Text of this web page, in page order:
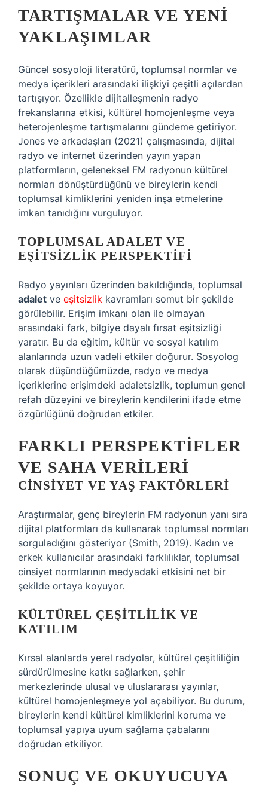
TARTIŞMALAR VE YENI
YAKLAŞIMLAR
Güncel sosyoloji literatürü, toplumsal normlar ve
medya içerikleri arasındaki ilişkiyi çeşitli açılardan
tartışıyor. Özellikle dijitalleşmenin radyo
frekanslarına etkisi, kültürel homojenleşme veya
heterojenleşme tartışmalarını gündeme getiriyor.
Jones ve arkadaşları (2021) çalışmasında, dijital
radyo ve internet üzerinden yayın yapan
platformların, geleneksel FM radyonun kültürel
normları dönüştürdüğünü ve bireylerin kendi
toplumsal kimliklerini yeniden inşa etmelerine
imkan tanıdığını vurguluyor.
TOPLUMSAL ADALET VE
EŞITSIZLIK PERSPEKTIFI
Radyo yayınları üzerinden bakıldığında, toplumsal
adalet ve eşitsizlik kavramları somut bir şekilde
görülebilir. Erişim imkanı olan ile olmayan
arasındaki fark, bilgiye dayalı fırsat eşitsizliği
yaratır. Bu da eğitim, kültür ve sosyal katılım
alanlarında uzun vadeli etkiler doğurur. Sosyolog
olarak düşündüğümüzde, radyo ve medya
içeriklerine erişimdeki adaletsizlik, toplumun genel
refah düzeyini ve bireylerin kendilerini ifade etme
özgürlüğünü doğrudan etkiler.
FARKLI PERSPEKTIFLER
VE SAHA VERILERI
CINSIYET VE YAŞ FAKTÖRLERI
Araştırmalar, genç bireylerin FM radyonun yanı sıra
dijital platformları da kullanarak toplumsal normları
sorguladığını gösteriyor (Smith, 2019). Kadın ve
erkek kullanıcılar arasındaki farklılıklar, toplumsal
cinsiyet normlarının medyadaki etkisini net bir
şekilde ortaya koyuyor.
KÜLTÜREL ÇEŞITLILIK VE
KATILIM
Kırsal alanlarda yerel radyolar, kültürel çeşitliliğin
sürdürülmesine katkı sağlarken, şehir
merkezlerinde ulusal ve uluslararası yayınlar,
kültürel homojenleşmeye yol açabiliyor. Bu durum,
bireylerin kendi kültürel kimliklerini koruma ve
toplumsal yapıya uyum sağlama çabalarını
doğrudan etkiliyor.
SONUÇ VE OKUYUCUYA